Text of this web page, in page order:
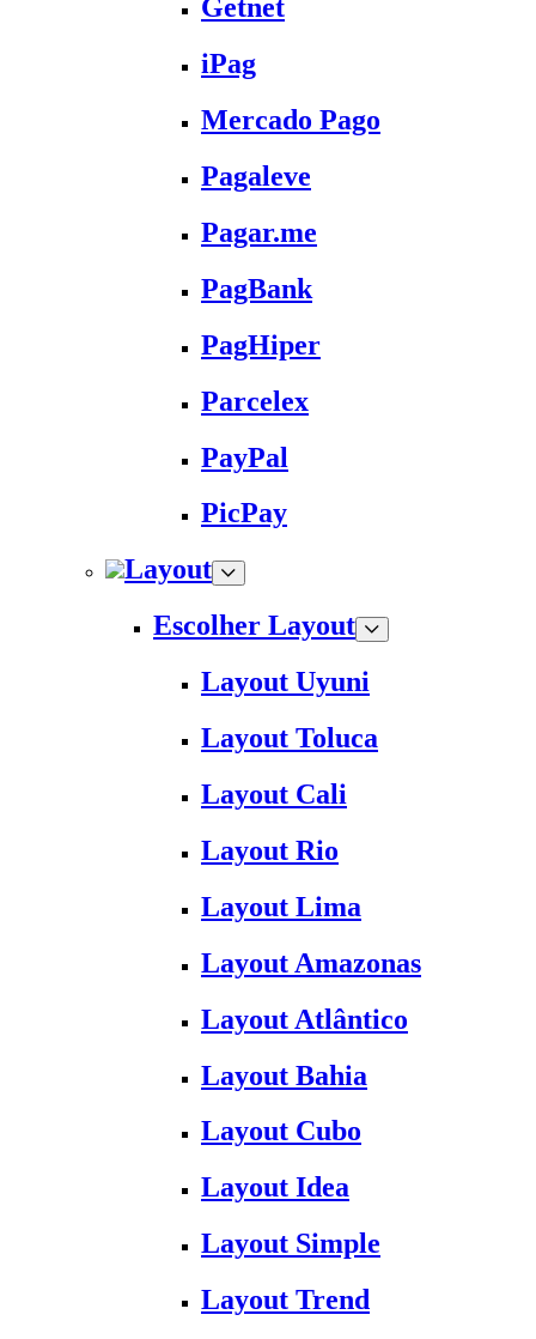
Getnet
iPag
Mercado Pago
Pagaleve
Pagar.me
PagBank
PagHiper
Parcelex
PayPal
PicPay
Layout
Escolher Layout
Layout Uyuni
Layout Toluca
Layout Cali
Layout Rio
Layout Lima
Layout Amazonas
Layout Atlântico
Layout Bahia
Layout Cubo
Layout Idea
Layout Simple
Layout Trend